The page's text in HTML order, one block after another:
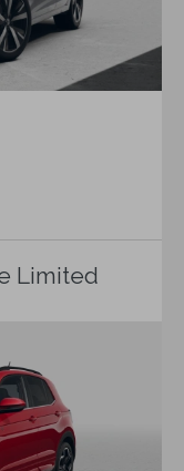
Limited